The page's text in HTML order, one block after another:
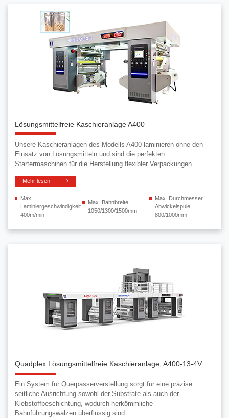
Lösungsmittelfreie Kaschieranlage A400
Unsere Kaschieranlagen des Modells A400 laminieren ohne den
Einsatz von Lösungsmitteln und sind die perfekten
Startermaschinen für die Herstellung flexibler Verpackungen.
Mehr lesen
Max.
Laminiergeschwindigkeit
400m/min
Max. Bahnbreite
1050/1300/1500mm
Max. Durchmesser
Abwickelspule
800/1000mm
Quadplex Lösungsmittelfreie Kaschieranlage, A400-13-4V
Ein System für Querpasserverstellung sorgt für eine präzise
seitliche Ausrichtung sowohl der Substrate als auch der
Klebstoffbeschichtung, wodurch herkömmliche
Bahnführungswalzen überflüssig sind